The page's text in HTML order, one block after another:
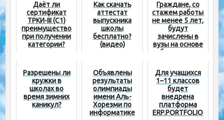
Даёт ли
сертификат
ТРКИ-III (С1)
преимущество
при получении
категории?
Как скачать
аттестат
выпускника
школы
бесплатно?
(видео)
Граждане, со
стажем работы
не менее 5 лет,
будут
зачислены в
вузы на основе
собеседования
Разрешены ли
кружки в
школах во
время зимних
каникул?
Объявлены
результаты
олимпиады
имени Аль-
Хорезми по
информатике
Для учащихся
1–11 классов
будет
внедрена
платформа
ERP.PORTFOLIO